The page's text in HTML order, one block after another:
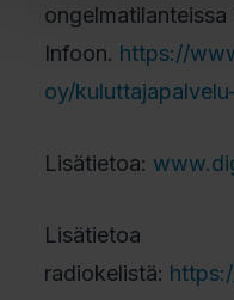
Infoon. https://
oy/
Lisätietoa:
Lisätietoa
radiokelistä: